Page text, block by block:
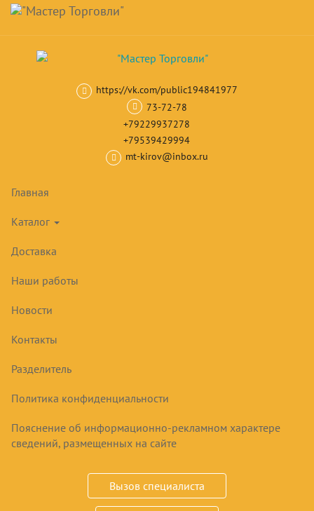
Skip
main
content
Навигация
https://vk.com/public194841977
73-72-78
+79229937278
+79539429994
mt-kirov@inbox.ru
Главная
Каталог
Доставка
Наши работы
Новости
Контакты
Разделитель
Политика конфиденциальности
Пояснение об информационно-рекламном характере
сведений, размещенных на сайте
Вызов специалиста
Корзина товар(ов)
Витрины холодильные Настольные витрины
НАСТОЛЬНЫЕ ВИТРИНЫ
Товары
ХОЛОДИЛЬНАЯ ВИТРИНА АРКТИКА ПН 100 У